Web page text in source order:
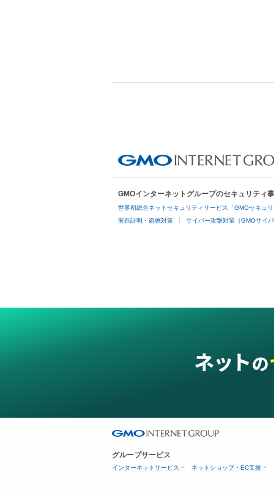
GMOインターネットグループのセキュリティ
世界初総合ネットセキュリティサービス「GMOセキュ
実在証明・盗聴対策
サイバー攻撃対策（GMOサイ
グループサービス
インターネットサービス ネットショップ・EC支援